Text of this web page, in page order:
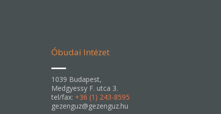
Óbudai Intézet
1039 Budapest,
Medgyessy F. utca 3.
tel/fax: +36 (1) 243-8595
gezenguz@gezenguz.hu